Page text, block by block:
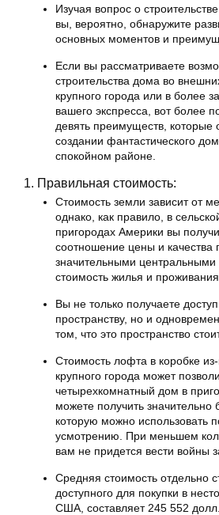
Изучая вопрос о
вы, вероятно, обнаружите
основных моментов и
Если вы рассматриваете
строительства дома во
крупного города или в более
вашего экспресса, вот более
девять преимуществ, которые
создании фантастического
спокойном районе.
1. Правильная стоимость:
Стоимость земли зависит от
однако, как правило, в
пригородах Америки вы
соотношение цены и качества
значительными центральными
стоимость жилья и
Вы не только получаете
пространству, но и
том, что это пространство
Стоимость лофта в коробке
крупного города может
четырехкомнатный дом в
можете получить значительно
которую можно использовать
усмотрению. При меньшем
вам не придется вести войны
Средняя стоимость отдельно
доступного для покупки в
США, составляет 245 552